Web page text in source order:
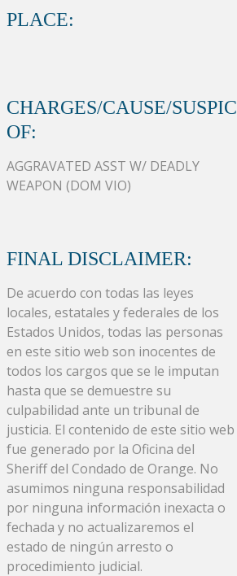
PLACE:
CHARGES/CAUSE/
OF:
AGGRAVATED ASST W/ DEADLY
WEAPON (DOM VIO)
FINAL DISCLAIMER:
De acuerdo con todas las leyes
locales, estatales y federales de los
Estados Unidos, todas las personas
en este sitio web son inocentes de
todos los cargos que se le imputan
hasta que se demuestre su
culpabilidad ante un tribunal de
justicia. El contenido de este sitio web
fue generado por la Oficina del
Sheriff del Condado de Orange. No
asumimos ninguna responsabilidad
por ninguna información inexacta o
fechada y no actualizaremos el
estado de ningún arresto o
procedimiento judicial.